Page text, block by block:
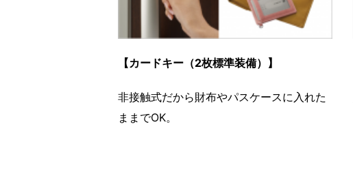
【カードキー（2枚標準装備）】
非接触式だから財布やパスケースに入れた
ままでOK。